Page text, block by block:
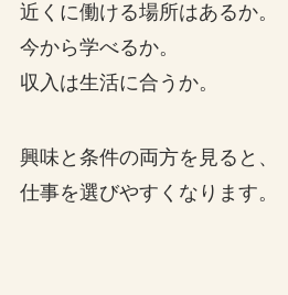
近くに働ける場所はあるか。
今から学べるか。
収入は生活に合うか。
興味と条件の両方を見ると、
仕事を選びやすくなります。